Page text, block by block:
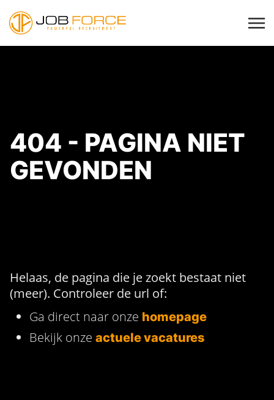
404 - PAGINA NIET
GEVONDEN
Helaas, de pagina die je zoekt bestaat niet
(meer). Controleer de url of:
Ga direct naar onze homepage
Bekijk onze actuele vacatures